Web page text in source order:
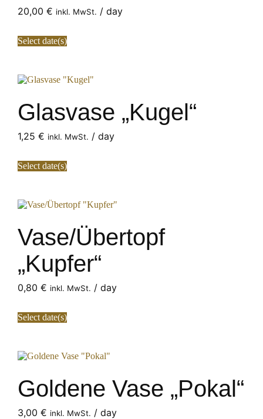
20,00€ inkl. MwSt. / day
Select date(s)
Glasvase „Kugel“
1,25€ inkl. MwSt. / day
Select date(s)
Vase/Übertopf
„Kupfer“
0,80€ inkl. MwSt. / day
Select date(s)
Goldene Vase „Pokal“
3,00€ inkl. MwSt. / day